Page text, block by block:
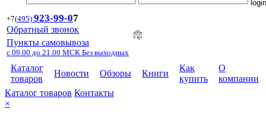
+7(495) 923-99-07
Обратный звонок
Пункты самовывоза
с 09.00 до 21.00 МСК Без выходных
Каталог
товаров
Новости Обзоры Книги
Как
купить
О
компании
Каталог товаров Контакты
×